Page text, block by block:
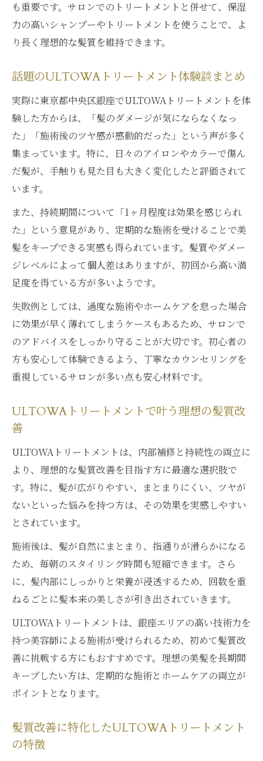
頻度とアフターケアでULTOWAトリートメ
ントを活用
髪の悩みなら最新ケアで解決を目指す
を選ぶ理由
クセ毛やパサつきにULTOWAトリートメン
トが最適
悩み別に選べるULTOWAトリートメントの
ケア提案
ULTOWAトリートメントの効果と他施術と
髪の悩みに対応するULTOWAトリートメン
ト体験
潤いとツヤを育む髪質改善の新常識
ULTOWAトリートメントで潤いとツヤが復
活
髪質改善の新常識はULTOWAトリートメン
トから
今注目のULTOWAトリートメント最新事情
髪本来の美しさを育むULTOWAトリートメ
ント
効果
も重要です。サロンでのトリートメントと併せて、保湿
力の高いシャンプーやトリートメントを使うことで、よ
り長く理想的な髪質を維持できます。
話題のULTOWAトリートメント体験談まとめ
実際に東京都中央区銀座でULTOWAトリートメントを体
験した方からは、「髪のダメージが気にならなくなっ
た」「施術後のツヤ感が感動的だった」という声が多く
集まっています。特に、日々のアイロンやカラーで傷ん
だ髪が、手触りも見た目も大きく変化したと評価されて
います。
また、持続期間について「1ヶ月程度は効果を感じられ
た」という意見があり、定期的な施術を受けることで美
髪をキープできる実感も得られています。髪質やダメー
ジレベルによって個人差はありますが、初回から高い満
足度を得ている方が多いようです。
失敗例としては、過度な施術やホームケアを怠った場合
に効果が早く薄れてしまうケースもあるため、サロンで
のアドバイスをしっかり守ることが大切です。初心者の
方も安心して体験できるよう、丁寧なカウンセリングを
重視しているサロンが多い点も安心材料です。
ULTOWAトリートメントで叶う理想の髪質改
善
ULTOWAトリートメントは、内部補修と持続性の両立に
より、理想的な髪質改善を目指す方に最適な選択肢で
す。特に、髪が広がりやすい、まとまりにくい、ツヤが
ないといった悩みを持つ方は、その効果を実感しやすい
とされています。
施術後は、髪が自然にまとまり、指通りが滑らかになる
ため、毎朝のスタイリング時間も短縮できます。さら
に、髪内部にしっかりと栄養が浸透するため、回数を重
ねるごとに髪本来の美しさが引き出されていきます。
ULTOWAトリートメントは、銀座エリアの高い技術力を
持つ美容師による施術が受けられるため、初めて髪質改
善に挑戦する方にもおすすめです。理想の美髪を長期間
キープしたい方は、定期的な施術とホームケアの両立が
ポイントとなります。
髪質改善に特化したULTOWAトリートメント
の特徴